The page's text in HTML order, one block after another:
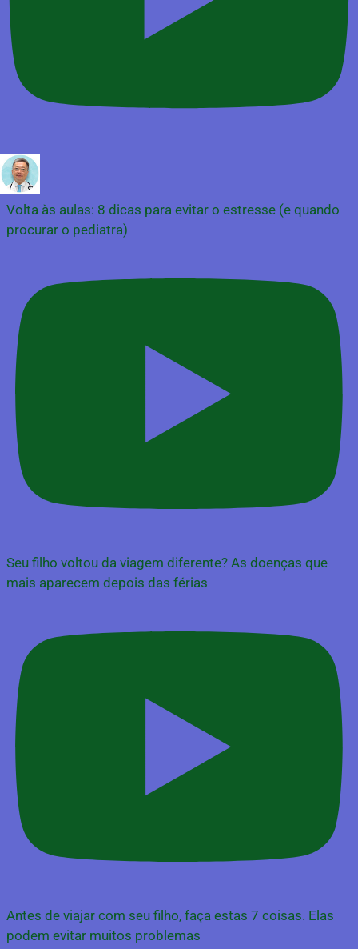
Volta às aulas: 8 dicas para evitar o estresse (e quando
procurar o pediatra)
Seu filho voltou da viagem diferente? As doenças que
mais aparecem depois das férias
Antes de viajar com seu filho, faça estas 7 coisas. Elas
podem evitar muitos problemas